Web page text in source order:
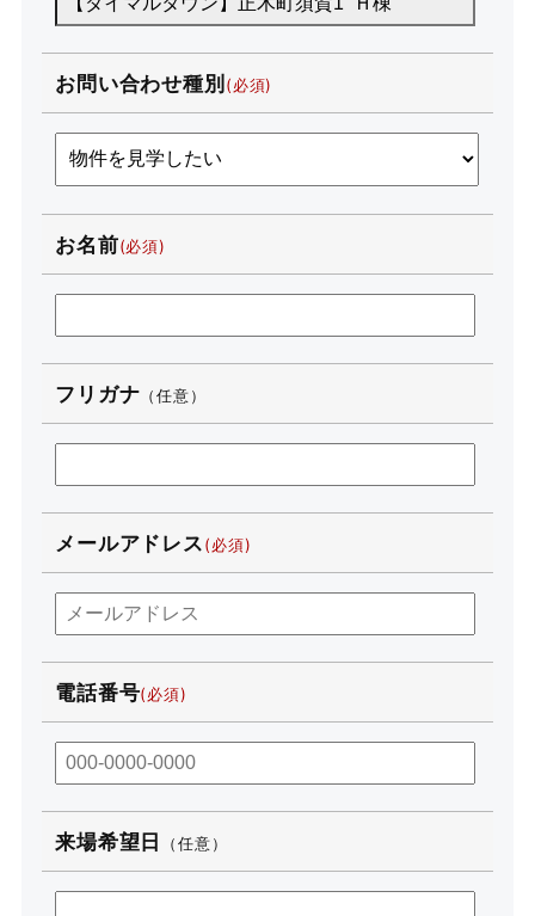
お問い合わせ種別
お名前
フリガナ （任意）
メールアドレス
電話番号
来場希望日 （任意）